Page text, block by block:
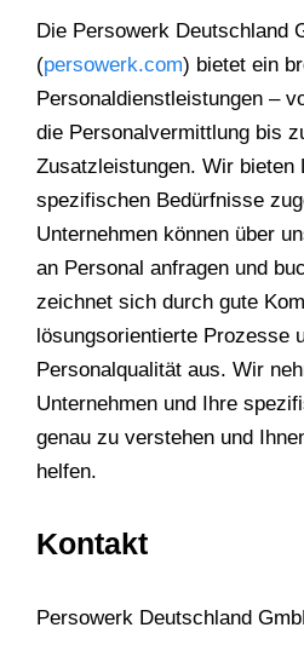
Die Persowerk Deutschland
(persowerk.com) bietet ein
Personaldienstleistungen –
die Personalvermittlung bis
Zusatzleistungen. Wir bieten
spezifischen Bedürfnisse
Unternehmen können über
an Personal anfragen und
zeichnet sich durch gute
lösungsorientierte Prozesse
Personalqualität aus. Wir
Unternehmen und Ihre
genau zu verstehen und
helfen.
Kontakt
Persowerk Deutschland